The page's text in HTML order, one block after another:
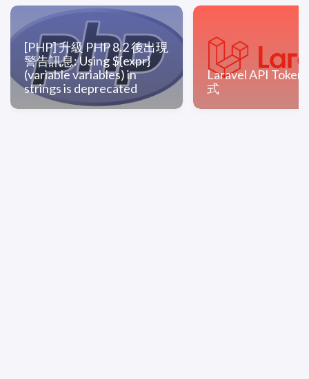
[PHP] 升級 PHP 8.2 後出現
警告訊息: Using ${expr}
(variable variables) in
strings is deprecated
Laravel API Token
式